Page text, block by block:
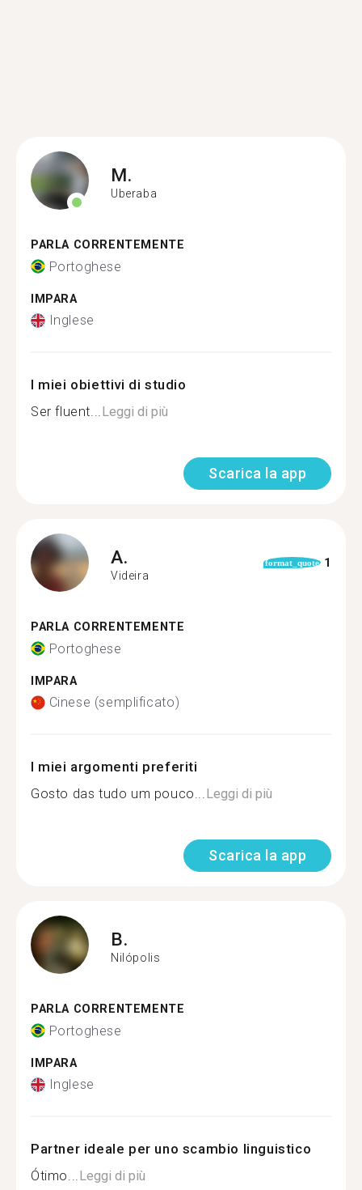
M.
Uberaba
PARLA CORRENTEMENTE
Portoghese
IMPARA
Inglese
I miei obiettivi di studio
Ser fluent...Leggi di più
Scarica la app
A.
Videira
format_quote 1
PARLA CORRENTEMENTE
Portoghese
IMPARA
Cinese (semplificato)
I miei argomenti preferiti
Gosto das tudo um pouco...Leggi di più
Scarica la app
B.
Nilópolis
PARLA CORRENTEMENTE
Portoghese
IMPARA
Inglese
Partner ideale per uno scambio linguistico
Ótimo...Leggi di più